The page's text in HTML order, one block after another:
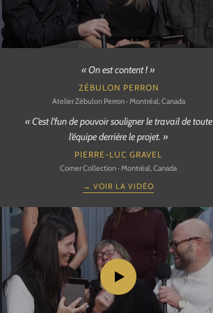
« On est content ! »
ZÉBULON PERRON
Atelier Zébulon Perron · Montréal, Canada
« C’est l’fun de pouvoir souligner le travail de toute
l’équipe derrière le projet. »
PIERRE-LUC GRAVEL
Corner Collection · Montréal, Canada
→ VOIR LA VIDÉO